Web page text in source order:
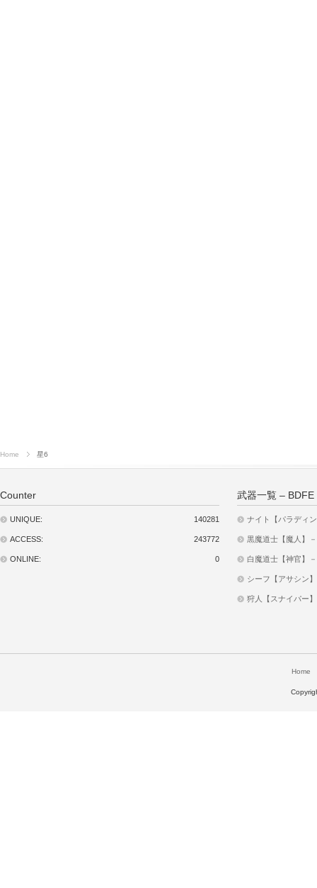
Home 星6
Counter
140281
UNIQUE:
243772
ACCESS:
0
ONLINE:
武器一覧 – BDFE
ナイト【パラディ
黒魔道士【魔人
白魔道士【神官
シーフ【アサシン
狩人【スナイパー
Home